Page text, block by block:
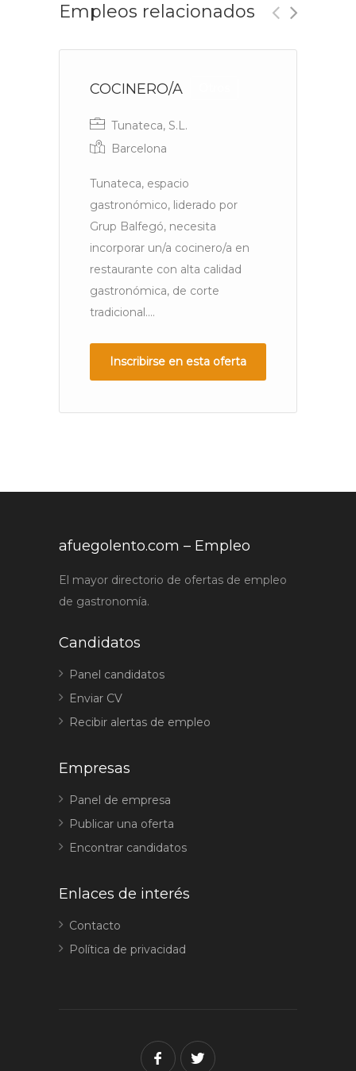
Empleos relacionados
COCINERO/A
Tunateca, S.L.
Barcelona
Tunateca, espacio
gastronómico, liderado por
Grup Balfegó, necesita
incorporar un/a cocinero/a en
restaurante con alta calidad
gastronómica, de corte
tradicional....
Inscribirse en esta oferta
afuegolento.com – Empleo
El mayor directorio de ofertas de empleo
de gastronomía.
Candidatos
Panel candidatos
Enviar CV
Recibir alertas de empleo
Empresas
Panel de empresa
Publicar una oferta
Encontrar candidatos
Enlaces de interés
Contacto
Política de privacidad